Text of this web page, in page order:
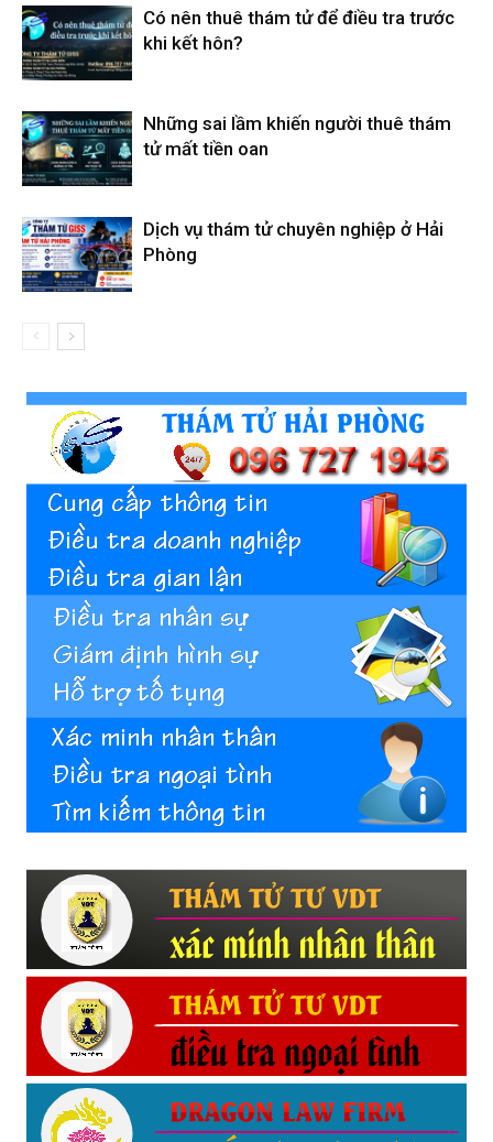
Có nên thuê thám tử để điều tra trước
khi kết hôn?
Những sai lầm khiến người thuê thám
tử mất tiền oan
Dịch vụ thám tử chuyên nghiệp ở Hải
Phòng